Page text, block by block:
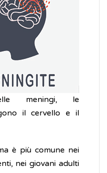
meningi, le
il cervello e il
è più comune nei
nei giovani adulti